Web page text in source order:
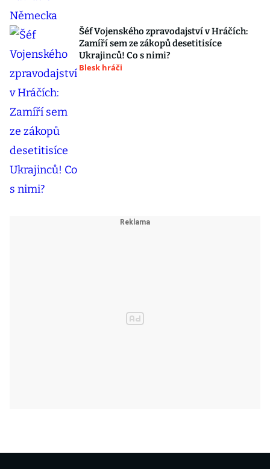
Šéf Vojenského zpravodajství v Hráčích:
Zamíří sem ze zákopů desetitisíce
Ukrajinců! Co s nimi?
Blesk hráči